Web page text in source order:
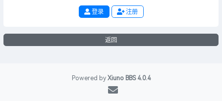
登录 注册
返回
Powered by Xiuno BBS 4.0.4